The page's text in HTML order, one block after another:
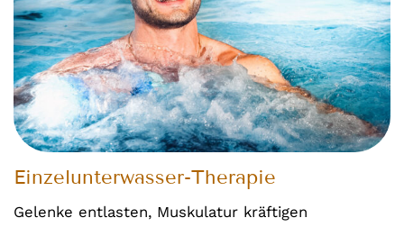
Einzelunterwasser-Therapie
Gelenke entlasten, Muskulatur kräftigen